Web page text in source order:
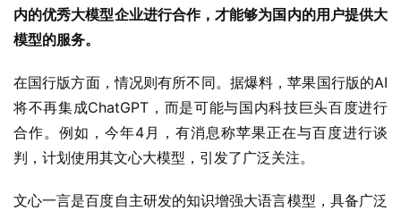
内的优秀大模型企业进行合作，才能够为国内的用户提供大
模型的服务。
在国行版方面，情况则有所不同。据爆料，苹果国行版的AI
将不再集成ChatGPT，而是可能与国内科技巨头百度进行
合作。例如，今年4月，有消息称苹果正在与百度进行谈
判，计划使用其文心大模型，引发了广泛关注。
文心一言是百度自主研发的知识增强大语言模型，具备广泛